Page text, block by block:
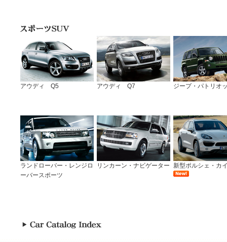
アウディ Q5 アウディ Q7 ジープ・パトリオ
ランドローバー・レンジロ
ーバースポーツ
リンカーン・ナビゲーター 新型ポルシェ・カ